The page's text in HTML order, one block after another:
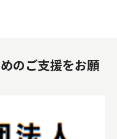
のご支援をお願